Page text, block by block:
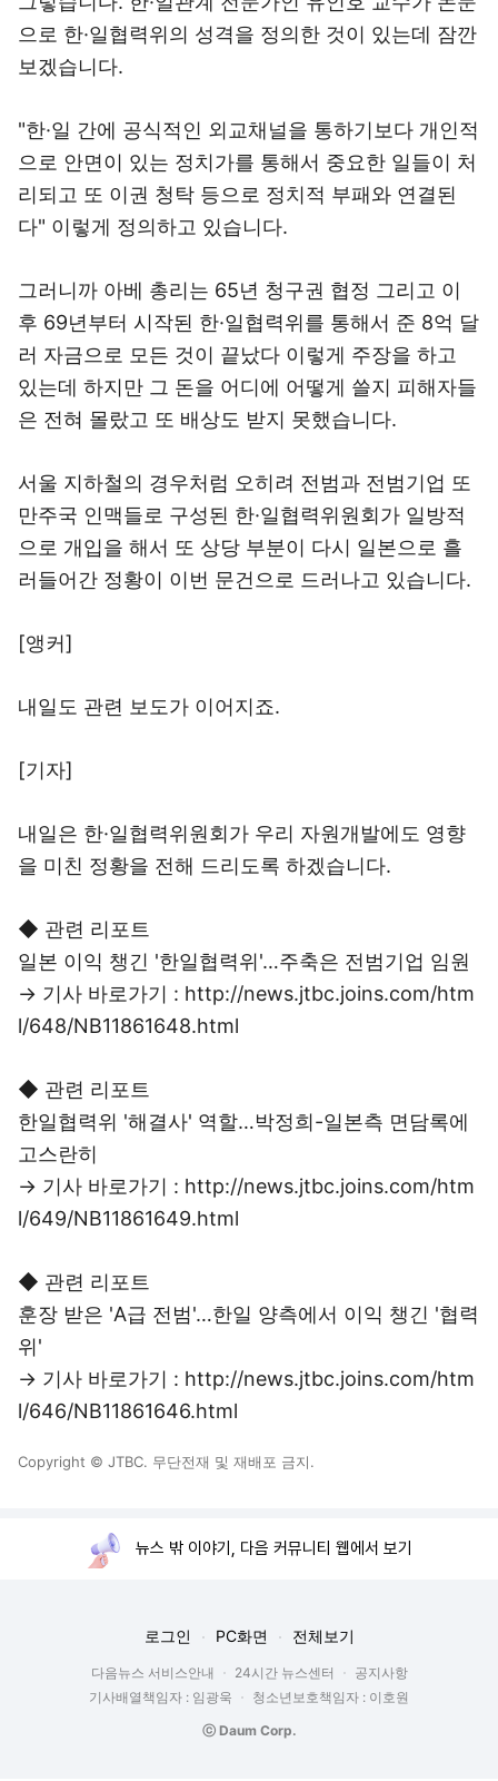
으로 한·일협력위의 성격을 정의한 것이 있는데 잠깐
보겠습니다.
"한·일 간에 공식적인 외교채널을 통하기보다 개인적
으로 안면이 있는 정치가를 통해서 중요한 일들이 처
리되고 또 이권 청탁 등으로 정치적 부패와 연결된
다" 이렇게 정의하고 있습니다.
그러니까 아베 총리는 65년 청구권 협정 그리고 이
후 69년부터 시작된 한·일협력위를 통해서 준 8억 달
러 자금으로 모든 것이 끝났다 이렇게 주장을 하고
있는데 하지만 그 돈을 어디에 어떻게 쓸지 피해자들
은 전혀 몰랐고 또 배상도 받지 못했습니다.
서울 지하철의 경우처럼 오히려 전범과 전범기업 또
만주국 인맥들로 구성된 한·일협력위원회가 일방적
으로 개입을 해서 또 상당 부분이 다시 일본으로 흘
러들어간 정황이 이번 문건으로 드러나고 있습니다.
[앵커]
내일도 관련 보도가 이어지죠.
[기자]
내일은 한·일협력위원회가 우리 자원개발에도 영향
을 미친 정황을 전해 드리도록 하겠습니다.
◆ 관련 리포트
일본 이익 챙긴 '한일협력위'…주축은 전범기업 임원
→ 기사 바로가기 : http://news.jtbc.joins.com/htm
l/648/NB11861648.html
◆ 관련 리포트
한일협력위 '해결사' 역할…박정희-일본측 면담록에
고스란히
→ 기사 바로가기 : http://news.jtbc.joins.com/htm
l/649/NB11861649.html
◆ 관련 리포트
훈장 받은 'A급 전범'…한일 양측에서 이익 챙긴 '협력
위'
→ 기사 바로가기 : http://news.jtbc.joins.com/htm
l/646/NB11861646.html
Copyright © JTBC. 무단전재 및 재배포 금지.
뉴스 밖 이야기, 다음 커뮤니티 웹에서 보기
로그인 PC화면 전체보기
다음뉴스 서비스안내 24시간 뉴스센터
공지사항
기사배열책임자 : 임광욱
청소년보호책임자 : 이호원
ⓒ Daum Corp.